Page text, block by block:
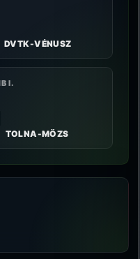
DVTK-VÉNUSZ
I.
TOLNA-MÖZS